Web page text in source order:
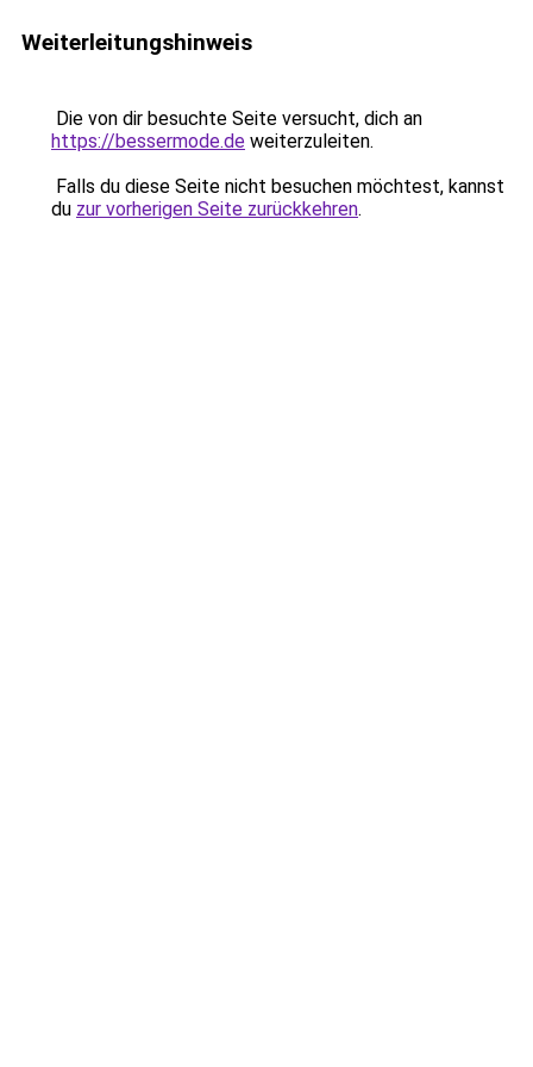
Weiterleitungshinweis
Die von dir besuchte Seite versucht, dich an
https://bessermode.de weiterzuleiten.
Falls du diese Seite nicht besuchen möchtest, kannst
du zur vorherigen Seite zurückkehren.